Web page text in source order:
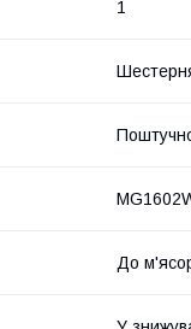
1
До